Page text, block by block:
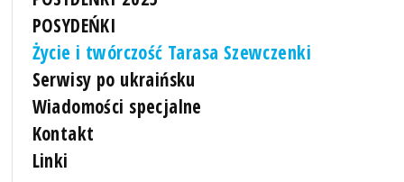
POSYDEŃKI
Życie i twórczość Tarasa Szewczenki
Serwisy po ukraińsku
Wiadomości specjalne
Kontakt
Linki